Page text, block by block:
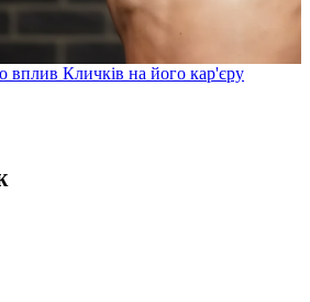
вплив Кличків на його кар'єру